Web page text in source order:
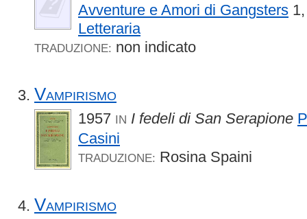
Avventure e Amori di Gangsters
Letteraria
TRADUZIONE: non indicato
Vampirismo
1957 IN I fedeli di San Serapione
Casini
TRADUZIONE: Rosina Spaini
Vampirismo